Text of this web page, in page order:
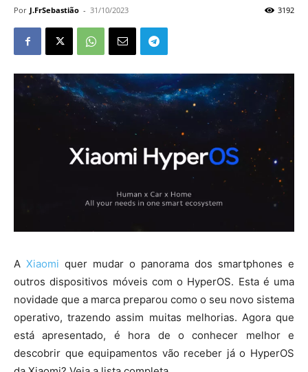
Por J.FrSebastião - 31/10/2023 3192
A Xiaomi quer mudar o panorama dos smartphones e
outros dispositivos móveis com o HyperOS. Esta é uma
novidade que a marca preparou como o seu novo sistema
operativo, trazendo assim muitas melhorias. Agora que
está apresentado, é hora de o conhecer melhor e
descobrir que equipamentos vão receber já o HyperOS